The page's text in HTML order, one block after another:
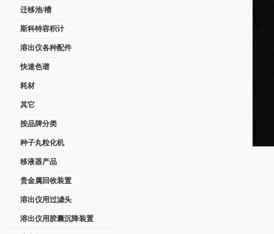
迁移池/槽
斯科特容积计
溶出仪各种配件
快速色谱
耗材
其它
按品牌分类
种子丸粒化机
移液器产品
贵金属回收装置
溶出仪用过滤头
溶出仪用胶囊沉降装置